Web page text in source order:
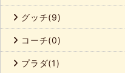
グッチ(9)
コーチ(0)
プラダ(1)